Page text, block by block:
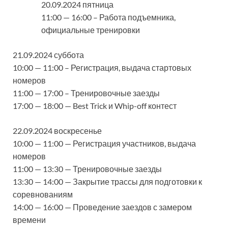
20.09.2024 пятница
11:00 — 16:00 – Работа подъемника,
официальные тренировки
21.09.2024 суббота
10:00 — 11:00 – Регистрация, выдача стартовых
номеров
11:00 — 17:00 – Тренировочные заезды
17:00 — 18:00 — Best Trick и Whip-off контест
22.09.2024 воскресенье
10:00 — 11:00 — Регистрация участников, выдача
номеров
11:00 — 13:30 — Тренировочные заезды
13:30 — 14:00 — Закрытие трассы для подготовки к
соревнованиям
14:00 — 16:00 — Проведение заездов с замером
времени